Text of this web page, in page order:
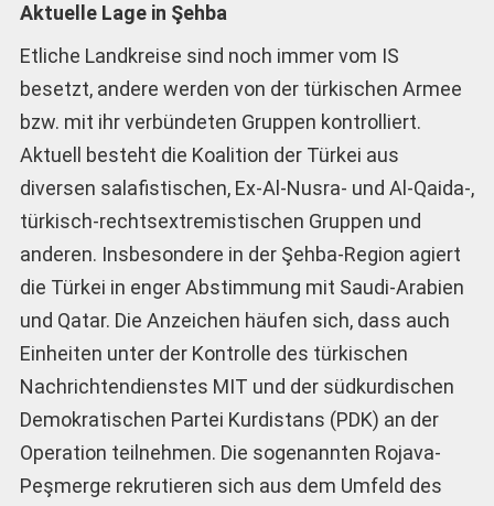
Aktuelle Lage in Şehba
Etliche Landkreise sind noch immer vom IS
besetzt, andere werden von der türkischen Armee
bzw. mit ihr verbündeten Gruppen kontrolliert.
Aktuell besteht die Koalition der Türkei aus
diversen salafistischen, Ex-Al-Nusra- und Al-Qaida-,
türkisch-rechtsextremistischen Gruppen und
anderen. Insbesondere in der Şehba-Region agiert
die Türkei in enger Abstimmung mit Saudi-Arabien
und Qatar. Die Anzeichen häufen sich, dass auch
Einheiten unter der Kontrolle des türkischen
Nachrichtendienstes MIT und der südkurdischen
Demokratischen Partei Kurdistans (PDK) an der
Operation teilnehmen. Die sogenannten Rojava-
Peşmerge rekrutieren sich aus dem Umfeld des